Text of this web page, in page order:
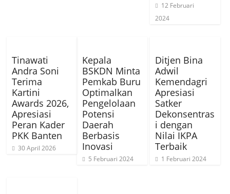
12 Februari
2024
Tinawati
Andra Soni
Terima
Kartini
Awards 2026,
Apresiasi
Peran Kader
PKK Banten
30 April 2026
Kepala
BSKDN Minta
Pemkab Buru
Optimalkan
Pengelolaan
Potensi
Daerah
Berbasis
Inovasi
5 Februari 2024
Ditjen Bina
Adwil
Kemendagri
Apresiasi
Satker
Dekonsentras
i dengan
Nilai IKPA
Terbaik
1 Februari 2024